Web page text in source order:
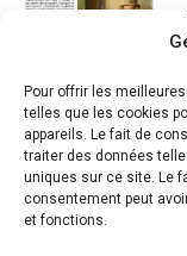
Pour offrir les
telles que les cookies
appareils. Le fait de
traiter des données
uniques sur ce site. Le
consentement peut
et fonctions.